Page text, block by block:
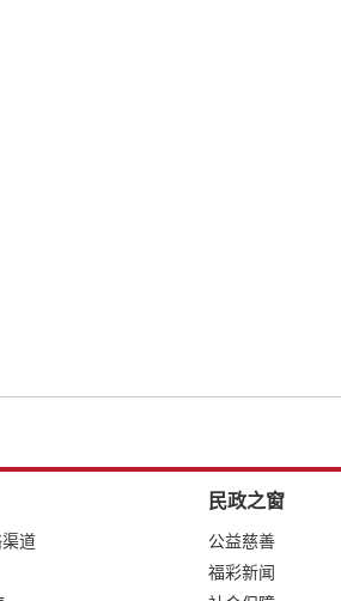
道
民政之窗
公益慈善
福彩新闻